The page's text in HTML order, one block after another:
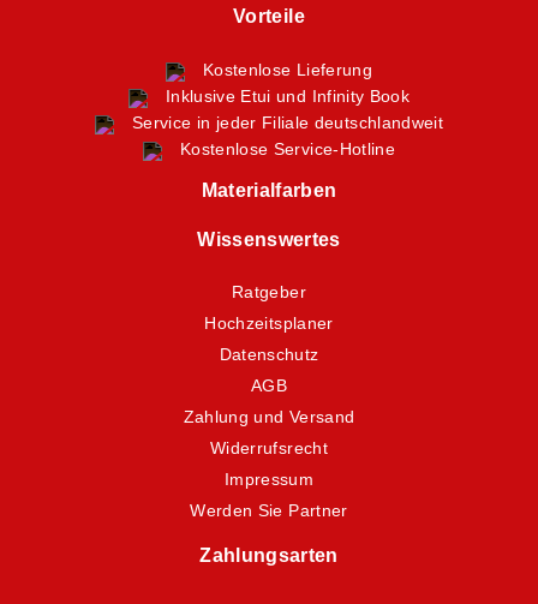
Vorteile
Kostenlose Lieferung
Inklusive Etui und Infinity Book
Service in jeder Filiale deutschlandweit
Kostenlose Service-Hotline
Materialfarben
Wissenswertes
Ratgeber
Hochzeitsplaner
Datenschutz
AGB
Zahlung und Versand
Widerrufsrecht
Impressum
Werden Sie Partner
Zahlungsarten